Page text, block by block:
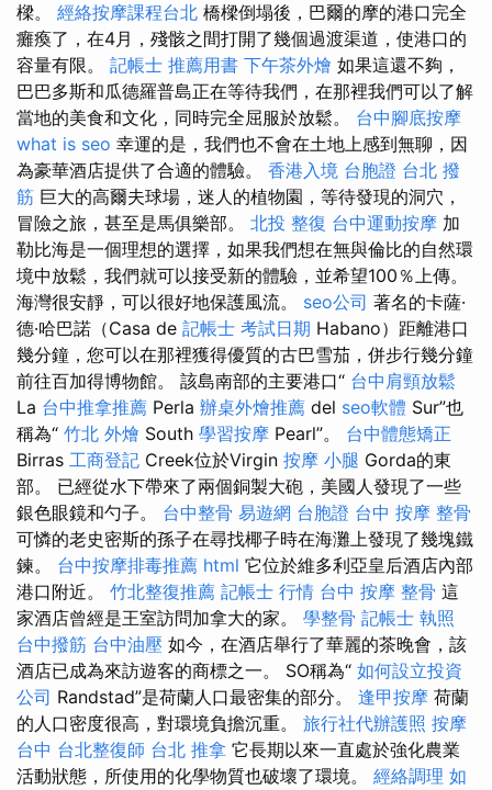
樑。 經絡按摩課程台北 橋樑倒塌後，巴爾的摩的港口完全
癱瘓了，在4月，殘骸之間打開了幾個過渡渠道，使港口的
容量有限。 記帳士 推薦用書 下午茶外燴 如果這還不夠，
巴巴多斯和瓜德羅普島正在等待我們，在那裡我們可以了解
當地的美食和文化，同時完全屈服於放鬆。 台中腳底按摩
what is seo 幸運的是，我們也不會在土地上感到無聊，因
為豪華酒店提供了合適的體驗。 香港入境 台胞證 台北 撥
筋 巨大的高爾夫球場，迷人的植物園，等待發現的洞穴，
冒險之旅，甚至是馬俱樂部。 北投 整復 台中運動按摩 加
勒比海是一個理想的選擇，如果我們想在無與倫比的自然環
境中放鬆，我們就可以接受新的體驗，並希望100％上傳。
海灣很安靜，可以很好地保護風流。 seo公司 著名的卡薩·
德·哈巴諾（Casa de 記帳士 考試日期 Habano）距離港口
幾分鐘，您可以在那裡獲得優質的古巴雪茄，併步行幾分鐘
前往百加得博物館。 該島南部的主要港口“ 台中肩頸放鬆
La 台中推拿推薦 Perla 辦桌外燴推薦 del seo軟體 Sur”也
稱為“ 竹北 外燴 South 學習按摩 Pearl”。 台中體態矯正
Birras 工商登記 Creek位於Virgin 按摩 小腿 Gorda的東
部。 已經從水下帶來了兩個銅製大砲，美國人發現了一些
銀色眼鏡和勺子。 台中整骨 易遊網 台胞證 台中 按摩 整骨
可憐的老史密斯的孫子在尋找椰子時在海灘上發現了幾塊鐵
鍊。 台中按摩排毒推薦 html 它位於維多利亞皇后酒店內部
港口附近。 竹北整復推薦 記帳士 行情 台中 按摩 整骨 這
家酒店曾經是王室訪問加拿大的家。 學整骨 記帳士 執照
台中撥筋 台中油壓 如今，在酒店舉行了華麗的茶晚會，該
酒店已成為來訪遊客的商標之一。 SO稱為“ 如何設立投資
公司 Randstad”是荷蘭人口最密集的部分。 逢甲按摩 荷蘭
的人口密度很高，對環境負擔沉重。 旅行社代辦護照 按摩
台中 台北整復師 台北 推拿 它長期以來一直處於強化農業
活動狀態，所使用的化學物質也破壞了環境。 經絡調理 如